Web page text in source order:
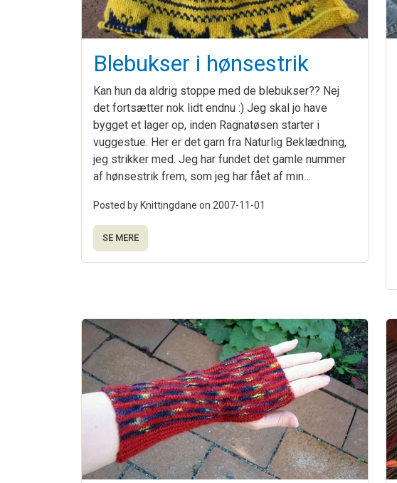
Blebukser i hønsestrik
Kan hun da aldrig stoppe med de blebukser?? Nej
det fortsætter nok lidt endnu :) Jeg skal jo have
bygget et lager op, inden Ragnatøsen starter i
vuggestue. Her er det garn fra Naturlig Beklædning,
jeg strikker med. Jeg har fundet det gamle nummer
af hønsestrik frem, som jeg har fået af min…
Posted by Knittingdane on 2007-11-01
SE MERE